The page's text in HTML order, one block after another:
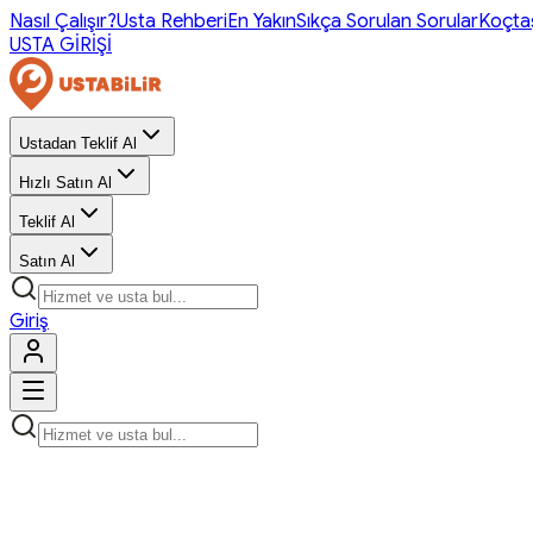
Nasıl Çalışır?Usta RehberiEn YakınSıkça Sorulan Sorular
USTA GİRİŞİ
Ustadan Teklif Al
Hızlı Satın Al
Teklif Al
Satın Al
Giriş